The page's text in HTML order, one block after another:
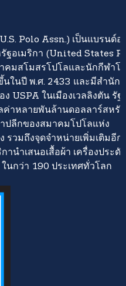
Polo Assn.) เป็นแบรนด์อ
ฐอเมริกา (United States
คมสโมสรโปโลและนักกีฬาโ
ในปี พ.ศ. 2433 และมีสำนัก
USPA ในเมืองเวลลิงตัน รั
ค่าหลายพันล้านดอลลาร์สหรั
ปลีกของสมาคมโปโลแห่ง
รวมถึงจุดจำหน่ายเพิ่มเติมอี
นำเสนอเสื้อผ้า เครื่องประดั
นกว่า 190 ประเทศทั่วโลก